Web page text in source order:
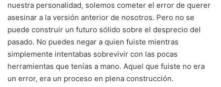
nuestra personalidad, solemos cometer el error de querer
asesinar a la versión anterior de nosotros. Pero no se
puede construir un futuro sólido sobre el desprecio del
pasado. No puedes negar a quien fuiste mientras
simplemente intentabas sobrevivir con las pocas
herramientas que tenías a mano. Aquel que fuiste no era
un error, era un proceso en plena construcción.